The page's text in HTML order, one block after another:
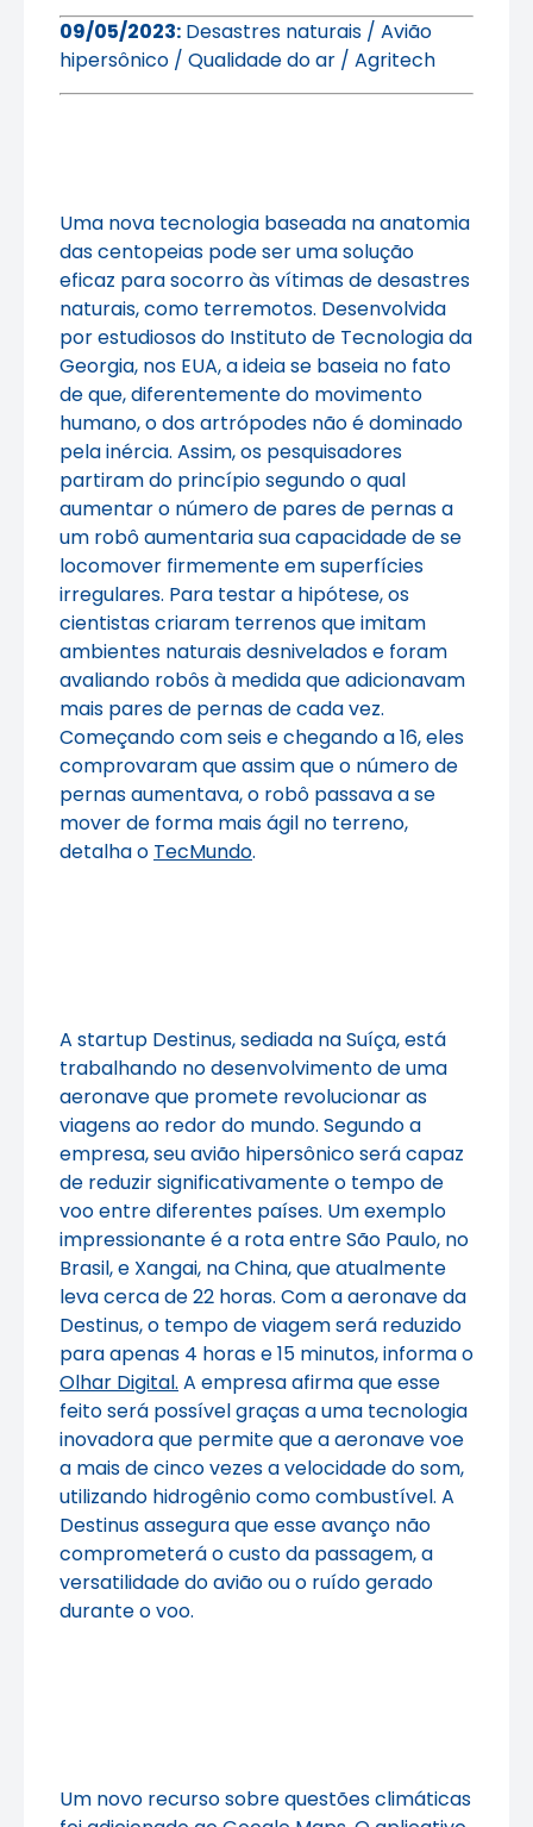
09/05/2023: Desastres naturais / Avião
hipersônico / Qualidade do ar / Agritech
Uma nova tecnologia baseada na anatomia
das centopeias pode ser uma solução
eficaz para socorro às vítimas de desastres
naturais, como terremotos. Desenvolvida
por estudiosos do Instituto de Tecnologia da
Georgia, nos EUA, a ideia se baseia no fato
de que, diferentemente do movimento
humano, o dos artrópodes não é dominado
pela inércia. Assim, os pesquisadores
partiram do princípio segundo o qual
aumentar o número de pares de pernas a
um robô aumentaria sua capacidade de se
locomover firmemente em superfícies
irregulares. Para testar a hipótese, os
cientistas criaram terrenos que imitam
ambientes naturais desnivelados e foram
avaliando robôs à medida que adicionavam
mais pares de pernas de cada vez.
Começando com seis e chegando a 16, eles
comprovaram que assim que o número de
pernas aumentava, o robô passava a se
mover de forma mais ágil no terreno,
detalha o TecMundo.
A startup Destinus, sediada na Suíça, está
trabalhando no desenvolvimento de uma
aeronave que promete revolucionar as
viagens ao redor do mundo. Segundo a
empresa, seu avião hipersônico será capaz
de reduzir significativamente o tempo de
voo entre diferentes países. Um exemplo
impressionante é a rota entre São Paulo, no
Brasil, e Xangai, na China, que atualmente
leva cerca de 22 horas. Com a aeronave da
Destinus, o tempo de viagem será reduzido
para apenas 4 horas e 15 minutos, informa o
Olhar Digital. A empresa afirma que esse
feito será possível graças a uma tecnologia
inovadora que permite que a aeronave voe
a mais de cinco vezes a velocidade do som,
utilizando hidrogênio como combustível. A
Destinus assegura que esse avanço não
comprometerá o custo da passagem, a
versatilidade do avião ou o ruído gerado
durante o voo.
Um novo recurso sobre questões climáticas